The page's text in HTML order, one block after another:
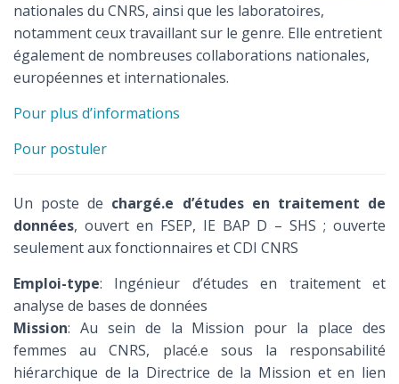
nationales du CNRS, ainsi que les laboratoires,
notamment ceux travaillant sur le genre. Elle entretient
également de nombreuses collaborations nationales,
européennes et internationales.
Pour plus d’informations
Pour postuler
Un poste de chargé.e d’études en traitement de
données, ouvert en FSEP, IE BAP D – SHS ; ouverte
seulement aux fonctionnaires et CDI CNRS
Emploi-type: Ingénieur d’études en traitement et
analyse de bases de données
Mission: Au sein de la Mission pour la place des
femmes au CNRS, placé.e sous la responsabilité
hiérarchique de la Directrice de la Mission et en lien